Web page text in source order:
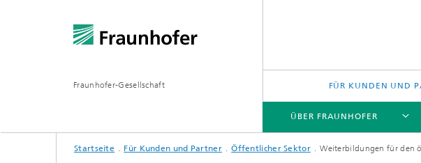
Fraunhofer-Gesellschaft FÜR KUNDEN UND
ÜBER FRAUNHOFER
ÜBER FRAUNHOFER
INSTITUTE UND EINRICHTUNGEN
FORSCHUNG
Startseite Für Kunden und Partner Öffentlicher Sektor Weiterbildungen für den